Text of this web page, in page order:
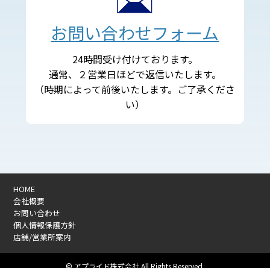
お問い合わせフォーム
24時間受け付けております。
通常、２営業日ほどで返信いたします。
（時期によって前後いたします。ご了承くださ
い）
HOME
会社概要
お問い合わせ
個人情報保護方針
店舗/営業所案内
© アプライド株式会社 All Rights Reserved.